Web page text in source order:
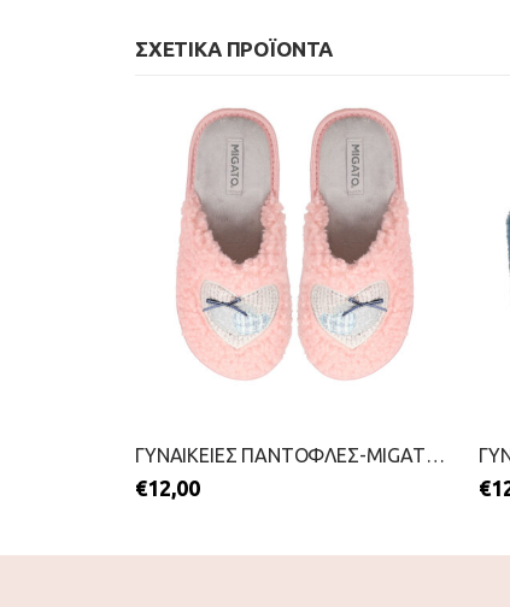
ΣΧΕΤΙΚΆ ΠΡΟΪΌΝΤΑ
ΓΥΝΑΙΚΕΙΕΣ ΠΑΝΤΟΦΛΕΣ-MIGATO-2511-0353-ΡΟΖ
€12,00 €